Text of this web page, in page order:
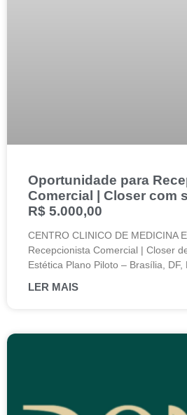
Oportunidade para
Comercial | Closer com
R$ 5.000,00
CENTRO CLINICO DE MEDICINA
Recepcionista Comercial | Closer
Estética Plano Piloto – Brasília, DF,
LER MAIS